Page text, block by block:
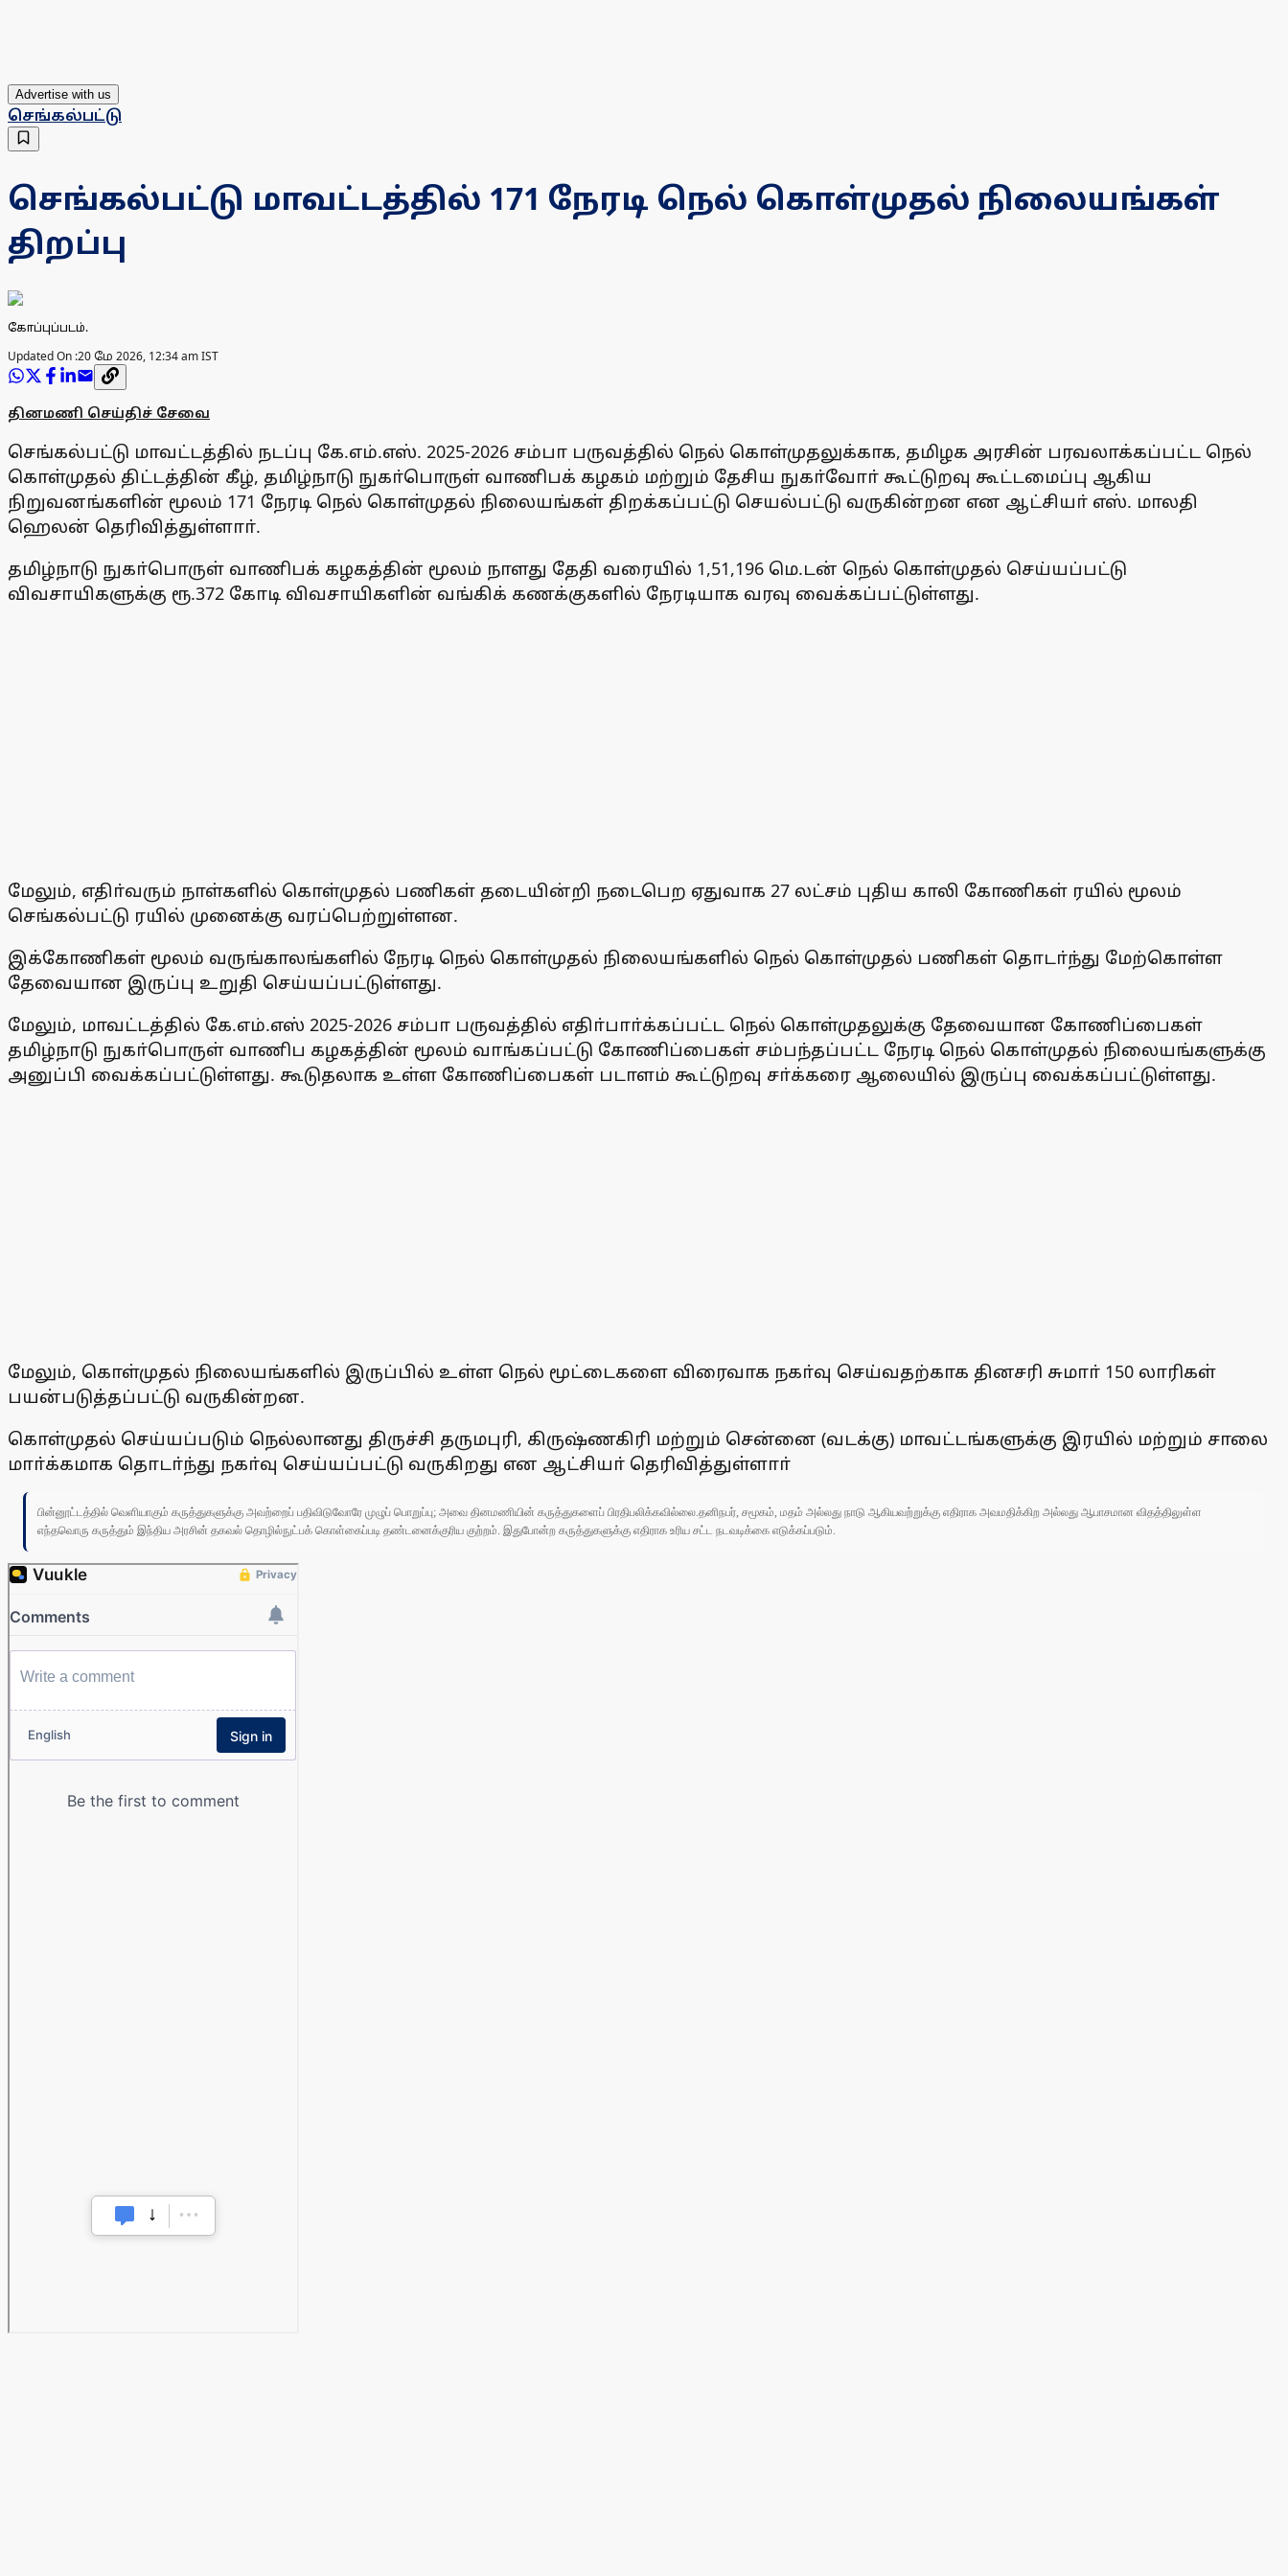
Advertise with us
செங்கல்பட்டு
செங்கல்பட்டு மாவட்டத்தில் 171 நேரடி நெல் கொள்முதல் நிலையங்கள்
திறப்பு
கோப்புப்படம்.
Updated On :20 மே 2026, 12:34 am IST
தினமணி செய்திச் சேவை
செங்கல்பட்டு மாவட்டத்தில் நடப்பு கே.எம்.எஸ். 2025-2026 சம்பா பருவத்தில் நெல் கொள்முதலுக்காக, தமிழக அரசின் பரவலாக்கப்பட்ட நெல்
கொள்முதல் திட்டத்தின் கீழ், தமிழ்நாடு நுகா்பொருள் வாணிபக் கழகம் மற்றும் தேசிய நுகா்வோா் கூட்டுறவு கூட்டமைப்பு ஆகிய
நிறுவனங்களின் மூலம் 171 நேரடி நெல் கொள்முதல் நிலையங்கள் திறக்கப்பட்டு செயல்பட்டு வருகின்றன என ஆட்சியா் எஸ். மாலதி
ஹெலன் தெரிவித்துள்ளாா்.
தமிழ்நாடு நுகா்பொருள் வாணிபக் கழகத்தின் மூலம் நாளது தேதி வரையில் 1,51,196 மெ.டன் நெல் கொள்முதல் செய்யப்பட்டு
விவசாயிகளுக்கு ரூ.372 கோடி விவசாயிகளின் வங்கிக் கணக்குகளில் நேரடியாக வரவு வைக்கப்பட்டுள்ளது.
மேலும், எதிா்வரும் நாள்களில் கொள்முதல் பணிகள் தடையின்றி நடைபெற ஏதுவாக 27 லட்சம் புதிய காலி கோணிகள் ரயில் மூலம்
செங்கல்பட்டு ரயில் முனைக்கு வரப்பெற்றுள்ளன.
இக்கோணிகள் மூலம் வருங்காலங்களில் நேரடி நெல் கொள்முதல் நிலையங்களில் நெல் கொள்முதல் பணிகள் தொடா்ந்து மேற்கொள்ள
தேவையான இருப்பு உறுதி செய்யப்பட்டுள்ளது.
மேலும், மாவட்டத்தில் கே.எம்.எஸ் 2025-2026 சம்பா பருவத்தில் எதிா்பாா்க்கப்பட்ட நெல் கொள்முதலுக்கு தேவையான கோணிப்பைகள்
தமிழ்நாடு நுகா்பொருள் வாணிப கழகத்தின் மூலம் வாங்கப்பட்டு கோணிப்பைகள் சம்பந்தப்பட்ட நேரடி நெல் கொள்முதல் நிலையங்களுக்கு
அனுப்பி வைக்கப்பட்டுள்ளது. கூடுதலாக உள்ள கோணிப்பைகள் படாளம் கூட்டுறவு சா்க்கரை ஆலையில் இருப்பு வைக்கப்பட்டுள்ளது.
மேலும், கொள்முதல் நிலையங்களில் இருப்பில் உள்ள நெல் மூட்டைகளை விரைவாக நகா்வு செய்வதற்காக தினசரி சுமாா் 150 லாரிகள்
பயன்படுத்தப்பட்டு வருகின்றன.
கொள்முதல் செய்யப்படும் நெல்லானது திருச்சி தருமபுரி, கிருஷ்ணகிரி மற்றும் சென்னை (வடக்கு) மாவட்டங்களுக்கு இரயில் மற்றும் சாலை
மாா்க்கமாக தொடா்ந்து நகா்வு செய்யப்பட்டு வருகிறது என ஆட்சியா் தெரிவித்துள்ளாா்
பின்னூட்டத்தில் வெளியாகும் கருத்துகளுக்கு அவற்றைப் பதிவிடுவோரே முழுப் பொறுப்பு; அவை தினமணியின் கருத்துகளைப் பிரதிபலிக்கவில்லை.தனிநபர், சமூகம், மதம் அல்லது நாடு ஆகியவற்றுக்கு எதிராக அவமதிக்கிற அல்லது ஆபாசமான விதத்திலுள்ள
எந்தவொரு கருத்தும் இந்திய அரசின் தகவல் தொழில்நுட்பக் கொள்கைப்படி தண்டனைக்குரிய குற்றம். இதுபோன்ற கருத்துகளுக்கு எதிராக உரிய சட்ட நடவடிக்கை எடுக்கப்படும்.